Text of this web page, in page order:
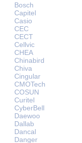
Bosch
Capitel
Casio
CEC
CECT
Cellvic
CHEA
Chinabird
Chiva
Cingular
CMOTech
COSUN
Curitel
CyberBell
Daewoo
Dallab
Dancal
Danger